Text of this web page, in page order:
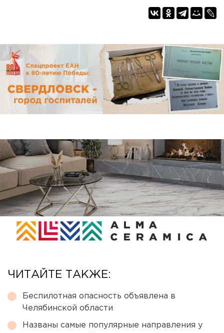
ЧИТАЙТЕ ТАКЖЕ:
Беспилотная опасность объявлена в
Челябинской области
Названы самые популярные направления у